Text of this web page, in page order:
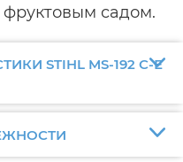
фруктовым садом.
STIHL MS-192 С-Е